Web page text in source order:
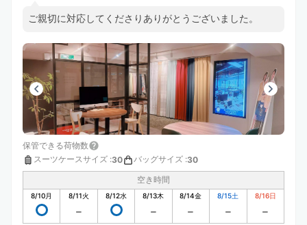
ご親切に対応してくださりありがとうございました。
保管できる荷物数
スーツケースサイズ :30 バッグサイズ :30
空き時間
8/10月 8/11火 8/12水 8/13木 8/14金 8/15土 8/16日